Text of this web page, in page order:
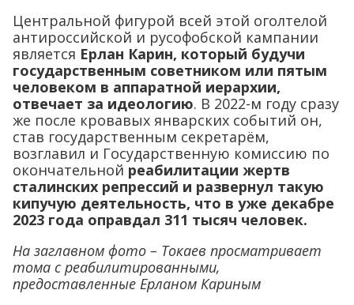
Центральной фигурой всей этой оголтелой
антироссийской и русофобской кампании
является Ерлан Карин, который будучи
государственным советником или пятым
человеком в аппаратной иерархии,
отвечает за идеологию. В 2022-м году сразу
же после кровавых январских событий он,
став государственным секретарём,
возглавил и Государственную комиссию по
окончательной реабилитации жертв
сталинских репрессий и развернул такую
кипучую деятельность, что в уже декабре
2023 года оправдал 311 тысяч человек.
На заглавном фото – Токаев просматривает
тома с реабилитированными,
предоставленные Ерланом Кариным